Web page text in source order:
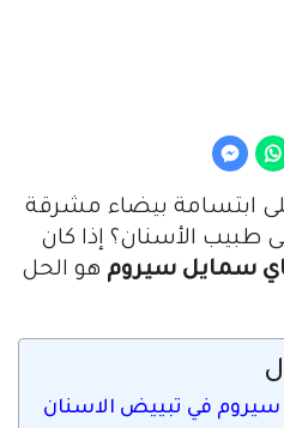
ابتسامة بيضاء مشرقة
طبيب الأسنان؟ إذا كان
سمايل سيروم هو الحل
في تبييض الاسنان